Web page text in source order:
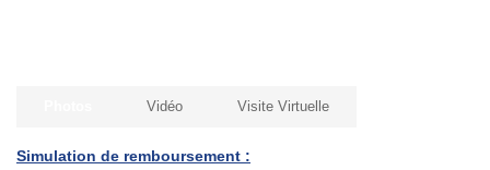
Simulation de remboursement :
Vidéo Visite Virtuelle